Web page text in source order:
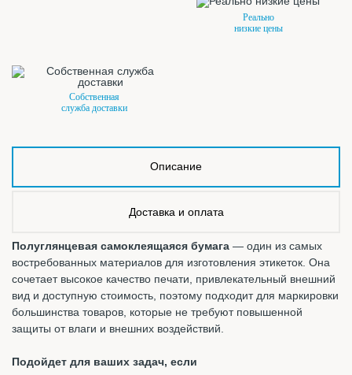
Реально
низкие цены
Собственная
служба доставки
Описание
Доставка и оплата
Полуглянцевая самоклеящаяся бумага — один из самых
востребованных материалов для изготовления этикеток. Она
сочетает высокое качество печати, привлекательный внешний
вид и доступную стоимость, поэтому подходит для маркировки
большинства товаров, которые не требуют повышенной
защиты от влаги и внешних воздействий.
Подойдет для ваших задач, если